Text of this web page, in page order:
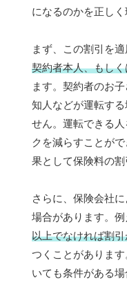
になるのかを正しく
まず、この割引を適
契約者本人、もし
ます。契約者のお
知人などが運転す
せん。運転できる
クを減らすことが
果として保険料の割
さらに、保険会社
場合があります。例
以上でなければ割
つくことがありま
いても条件がある場